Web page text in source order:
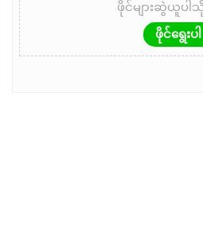
ဖိုင်များဆွဲယူပ
ဖိုင်ရွေးပါ